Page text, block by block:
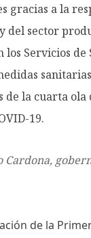
gracias a la
del sector
los Servicios
de la cuarta ola
19.
Cardona,
de la